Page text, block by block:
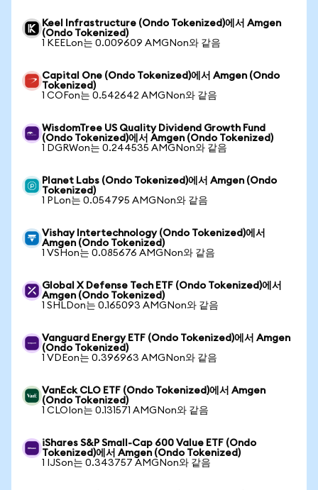
Keel Infrastructure (Ondo Tokenized)에서 Amgen
(Ondo Tokenized)
1 KEELon는 0.009609 AMGNon와 같음
Capital One (Ondo Tokenized)에서 Amgen (Ondo
Tokenized)
1 COFon는 0.542642 AMGNon와 같음
WisdomTree US Quality Dividend Growth Fund
(Ondo Tokenized)에서 Amgen (Ondo Tokenized)
1 DGRWon는 0.244535 AMGNon와 같음
Planet Labs (Ondo Tokenized)에서 Amgen (Ondo
Tokenized)
1 PLon는 0.054795 AMGNon와 같음
Vishay Intertechnology (Ondo Tokenized)에서
Amgen (Ondo Tokenized)
1 VSHon는 0.085676 AMGNon와 같음
Global X Defense Tech ETF (Ondo Tokenized)에서
Amgen (Ondo Tokenized)
1 SHLDon는 0.165093 AMGNon와 같음
Vanguard Energy ETF (Ondo Tokenized)에서 Amgen
(Ondo Tokenized)
1 VDEon는 0.396963 AMGNon와 같음
VanEck CLO ETF (Ondo Tokenized)에서 Amgen
(Ondo Tokenized)
1 CLOIon는 0.131571 AMGNon와 같음
iShares S&P Small-Cap 600 Value ETF (Ondo
Tokenized)에서 Amgen (Ondo Tokenized)
1 IJSon는 0.343757 AMGNon와 같음